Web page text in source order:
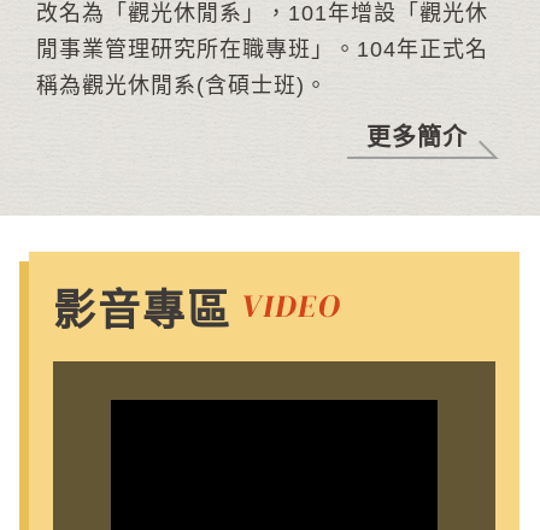
改名為「觀光休閒系」，101年增設「觀光休
閒事業管理研究所在職專班」。104年正式名
稱為觀光休閒系(含碩士班)。
更多簡介
影音專區